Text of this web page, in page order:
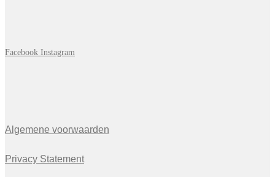
Facebook Instagram
Algemene voorwaarden
Privacy Statement